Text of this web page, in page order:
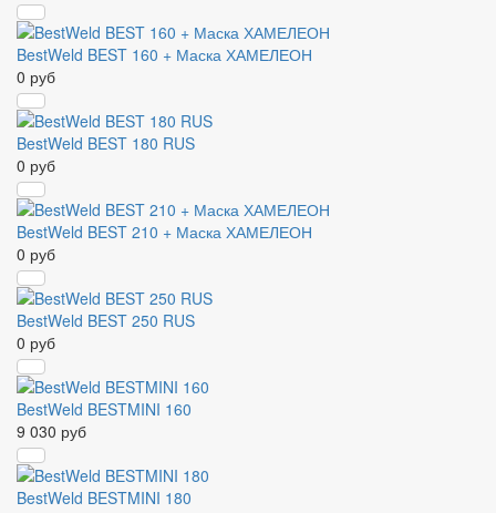
BestWeld BEST 160 + Маска ХАМЕЛЕОН
0 руб
BestWeld BEST 180 RUS
0 руб
BestWeld BEST 210 + Маска ХАМЕЛЕОН
0 руб
BestWeld BEST 250 RUS
0 руб
BestWeld BESTMINI 160
9 030 руб
BestWeld BESTMINI 180